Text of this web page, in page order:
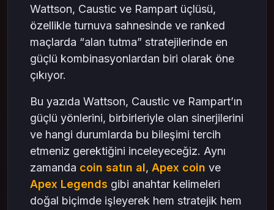
Wattson, Caustic ve Rampart üçlüsü,
özellikle turnuva sahnesinde ve ranked
maçlarda “alan tutma” stratejilerinde en
güçlü kombinasyonlardan biri olarak öne
çıkıyor.
Bu yazıda Wattson, Caustic ve Rampart’ın
güçlü yönlerini, birbirleriyle olan sinerjilerini
ve hangi durumlarda bu bileşimi tercih
etmeniz gerektiğini inceleyeceğiz. Aynı
zamanda coin satın al, Apex coin ve
Apex Legends gibi anahtar kelimeleri
doğal biçimde işleyerek hem stratejik hem